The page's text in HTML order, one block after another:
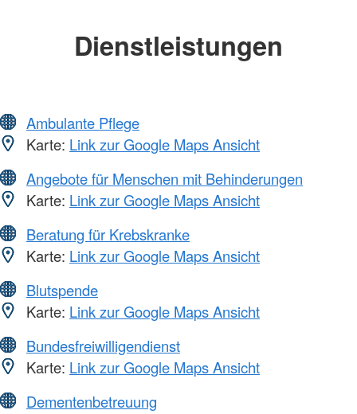
Dienstleistungen
Ambulante Pflege
Karte: Link zur Google Maps Ansicht
Angebote für Menschen mit Behinderungen
Karte: Link zur Google Maps Ansicht
Beratung für Krebskranke
Karte: Link zur Google Maps Ansicht
Blutspende
Karte: Link zur Google Maps Ansicht
Bundesfreiwilligendienst
Karte: Link zur Google Maps Ansicht
Dementenbetreuung